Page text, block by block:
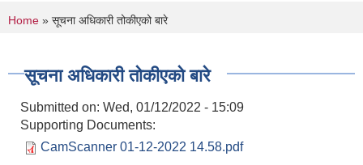
You are here
Home » सूचना अधिकारी तोकीएको बारे
सूचना अधिकारी तोकीएको बारे
Submitted on: Wed, 01/12/2022 - 15:09
Supporting Documents:
CamScanner 01-12-2022 14.58.pdf